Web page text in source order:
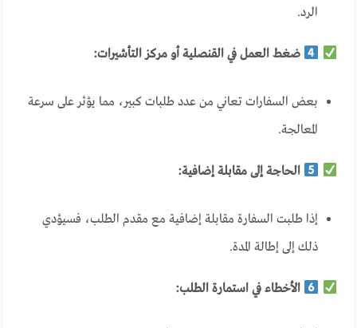
الرد.
ضغط العمل في القنصلية أو مركز التأشيرات:
بعض السفارات تعاني من عدد طلبات كبير، مما يؤثر على سرعة
المعالجة.
الحاجة إلى مقابلة إضافية:
إذا طلبت السفارة مقابلة إضافية مع مقدم الطلب، فسيؤدي
ذلك إلى إطالة المدة.
الأخطاء في استمارة الطلب: